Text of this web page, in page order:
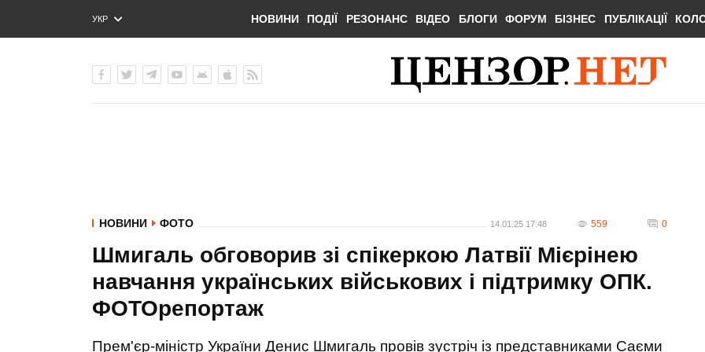
УКР
ENG
НОВИНИ ПОДІЇ РЕЗОНАНС ВІДЕО БЛОГИ ФОРУМ БІЗНЕС ПУБЛІКАЦІЇ
НОВИНИ ФОТО 14.01.25 17:48 559 0
Шмигаль обговорив зі спікеркою Латвії Мієрінею
навчання українських військових і підтримку ОПК.
ФОТОрепортаж
Прем'єр-міністр України Денис Шмигаль провів зустріч із представниками Саєми